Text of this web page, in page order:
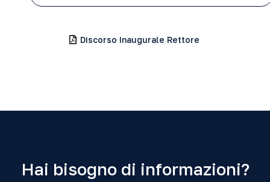
Discorso Inaugurale Rettore
Hai bisogno di informazioni?